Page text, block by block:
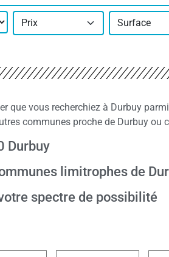
Prix Surface
que vous recherchiez à Durbuy
communes proche de Durbuy ou
Durbuy
limitrophes de
spectre de possibilité